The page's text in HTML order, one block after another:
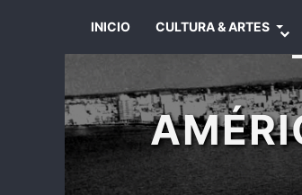
INICIO CULTURA & ARTES